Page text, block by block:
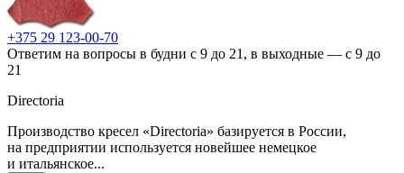
+375 29 123-00-70
Ответим на вопросы в будни с 9 до 21, в выходные — с 9 до
21
Directoria
Производство кресел «Directoria» базируется в России,
на предприятии используется новейшее немецкое
и итальянское...